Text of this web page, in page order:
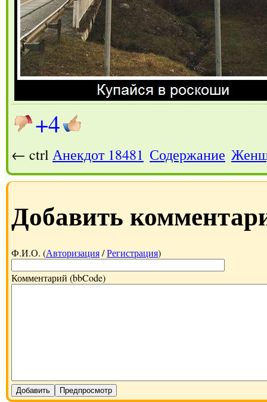
+4
← ctrl Анекдот 18481 Содержание
Добавить
Ф.И.О. (Авторизация/Регистрация)
Комментарий (bbCode)
Добавить Предпросмотр